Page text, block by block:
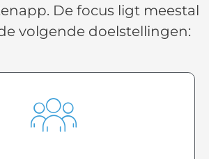
De focus ligt meestal
volgende doelstellingen: